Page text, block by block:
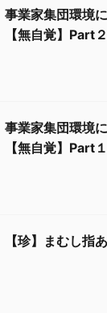
事業家集団環境
【無自覚】Part２
事業家集団環境
【無自覚】Part１
【珍】まむし指